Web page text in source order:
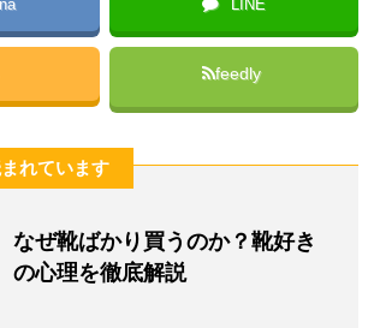
LINE
feedly
れています
なぜ靴ばかり買うのか？靴好き
の心理を徹底解説